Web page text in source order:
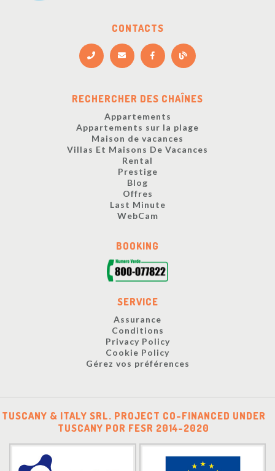
CONTACTS
RECHERCHER DES CHAÎNES
Appartements
Appartements sur la plage
Maison de vacances
Villas Et Maisons De Vacances
Rental
Prestige
Blog
Offres
Last Minute
WebCam
BOOKING
SERVICE
Assurance
Conditions
Privacy Policy
Cookie Policy
Gérez vos préférences
TUSCANY & ITALY SRL. PROJECT CO-FINANCED UNDER
TUSCANY POR FESR 2014-2020